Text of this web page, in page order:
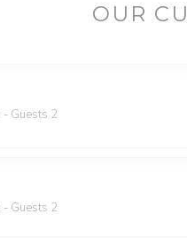
OUR
Guests 2
Guests 2